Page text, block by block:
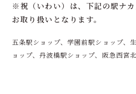
※祝（いわい）は、下記の駅ナ
お取り扱いとなります。
五条駅ショップ、学園前駅ショップ、
ョップ、丹波橋駅ショップ、阪急西宮